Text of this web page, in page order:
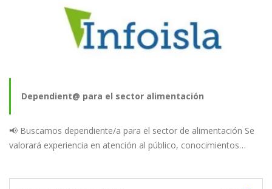
Dependient@ para el sector alimentación
📢 Buscamos dependiente/a para el sector de alimentación Se
valorará experiencia en atención al público, conocimientos…